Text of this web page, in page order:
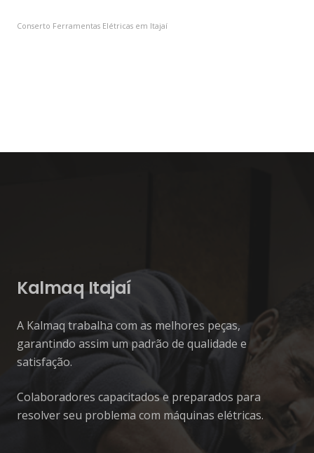
Conserto Ferramentas Elétricas em Itajaí
Kalmaq Itajaí
A Kalmaq trabalha com as melhores peças,
garantindo assim um padrão de qualidade e
satisfação.
Colaboradores capacitados e preparados para
resolver seu problema com máquinas elétricas.